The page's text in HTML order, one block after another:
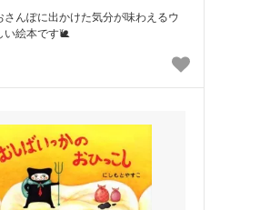
さんぽに出かけた気分が味わえるウ
い絵本です🐌